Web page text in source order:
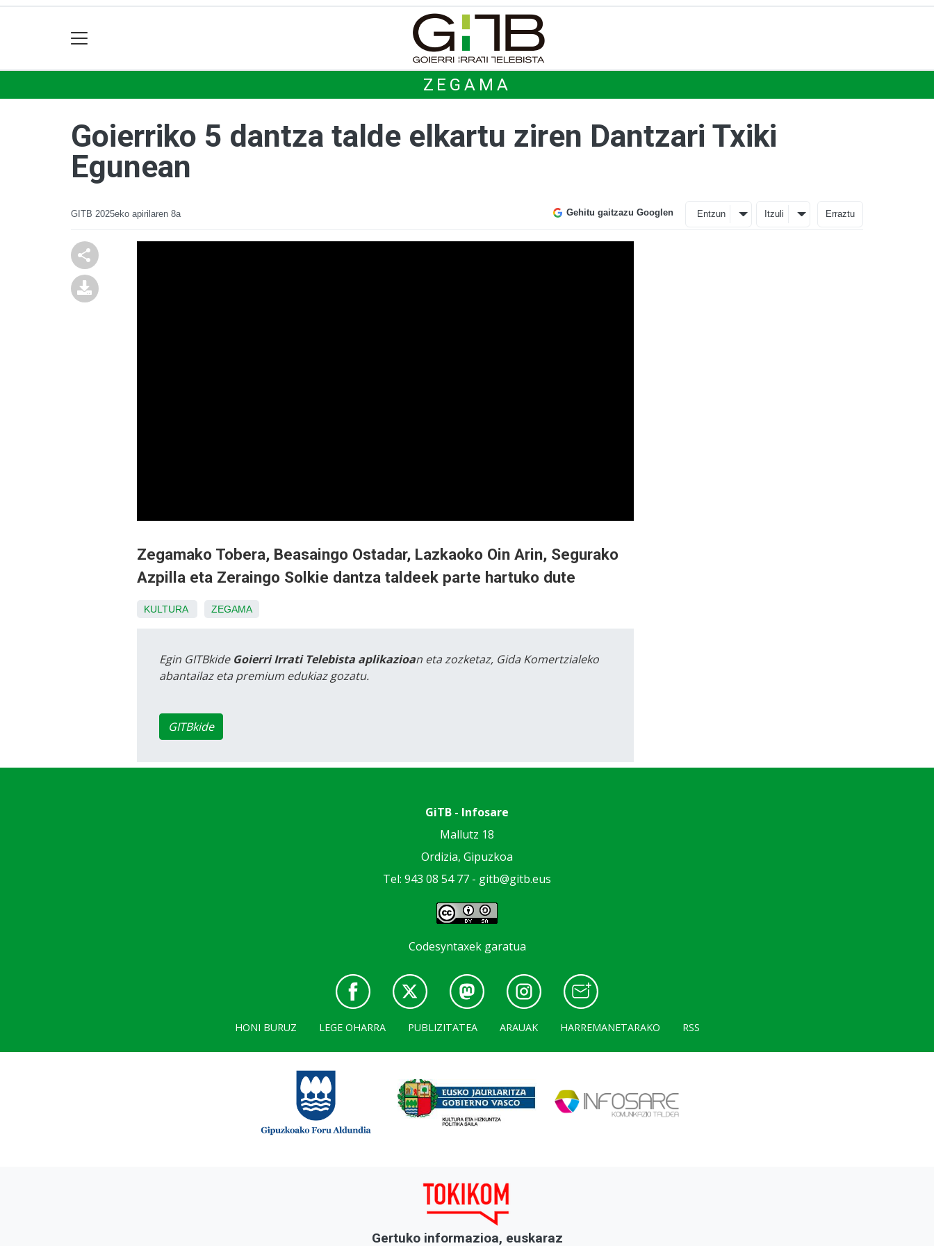
ZEGAMA
Goierriko 5 dantza talde elkartu ziren Dantzari Txiki
Egunean
GITB 2025eko apirilaren 8a Gehitu gaitzazu Googlen Entzun Itzuli Erraztu
Zegamako Tobera, Beasaingo Ostadar, Lazkaoko Oin Arin, Segurako
Azpilla eta Zeraingo Solkie dantza taldeek parte hartuko dute
KULTURA ZEGAMA
Egin GITBkide Goierri Irrati Telebista aplikazioan eta zozketaz, Gida Komertzialeko
abantailaz eta premium edukiaz gozatu.
GITBkide
GiTB - Infosare
Mallutz 18
Ordizia, Gipuzkoa
Tel: 943 08 54 77 - gitb@gitb.eus
Codesyntaxek garatua
HONI BURUZ LEGE OHARRA PUBLIZITATEA ARAUAK HARREMANETARAKO RSS
Gertuko informazioa, euskaraz